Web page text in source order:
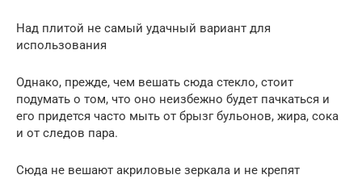
Над плитой не самый удачный вариант для
использования
Однако, прежде, чем вешать сюда стекло, стоит
подумать о том, что оно неизбежно будет пачкаться и
его придется часто мыть от брызг бульонов, жира, сока
и от следов пара.
Сюда не вешают акриловые зеркала и не крепят